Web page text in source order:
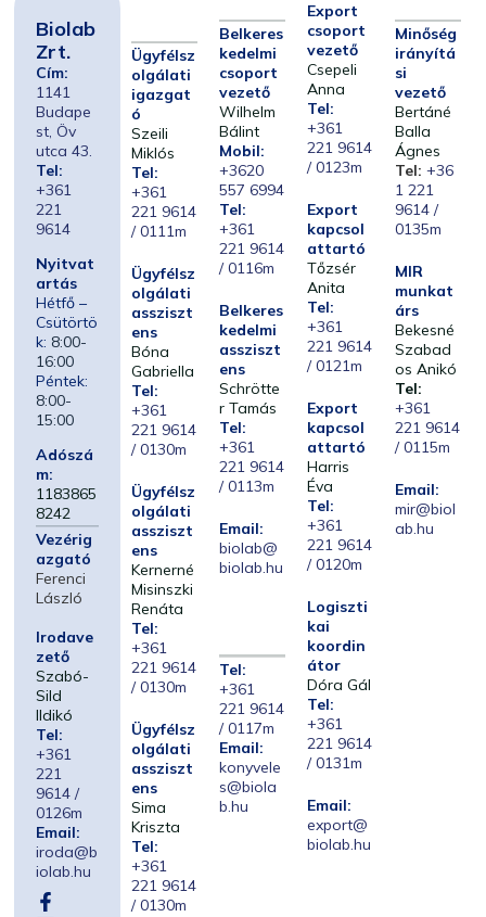
Biolab
Zrt.
Cím:
1141
Budape
st, Öv
utca 43.
Tel:
+361
221
9614
Nyitvat
artás
Hétfő –
Csütörtö
k: 8:00-
16:00
Péntek:
8:00-
15:00
Adószá
m:
1183865
8242
Vezérig
azgató
Ferenci
László
Irodave
zető
Szabó-
Sild
Ildikó
Tel:
+361
221
9614 /
0126m
Email:
iroda@b
iolab.hu
Ügyfélsz
olgálati
igazgat
ó
Szeili
Miklós
Tel:
+361
221 9614
/ 0111m
Ügyfélsz
olgálati
assziszt
ens
Bóna
Gabriella
Tel:
+361
221 9614
/ 0130m
Ügyfélsz
olgálati
assziszt
ens
Kernerné
Misinszki
Renáta
Tel:
+361
221 9614
/ 0130m
Ügyfélsz
olgálati
assziszt
ens
Sima
Kriszta
Tel:
+361
221 9614
/ 0130m
Belkeres
kedelmi
csoport
vezető
Wilhelm
Bálint
Mobil:
+3620
557 6994
Tel:
+361
221 9614
/ 0116m
Belkeres
kedelmi
assziszt
ens
Schrötte
r Tamás
Tel:
+361
221 9614
/ 0113m
Email:
biolab@
biolab.hu
Tel:
+361
221 9614
/ 0117m
Email:
konyvele
s@biola
b.hu
Export
csoport
vezető
Csepeli
Anna
Tel:
+361
221 9614
/ 0123m
Export
kapcsol
attartó
Tőzsér
Anita
Tel:
+361
221 9614
/ 0121m
Export
kapcsol
attartó
Harris
Éva
Tel:
+361
221 9614
/ 0120m
Logiszti
kai
koordin
átor
Dóra Gál
Tel:
+361
221 9614
/ 0131m
Email:
export@
biolab.hu
Minőség
irányítá
si
vezető
Bertáné
Balla
Ágnes
Tel: +36
1 221
9614 /
0135m
MIR
munkat
árs
Bekesné
Szabad
os Anikó
Tel:
+361
221 9614
/ 0115m
Email:
mir@biol
ab.hu